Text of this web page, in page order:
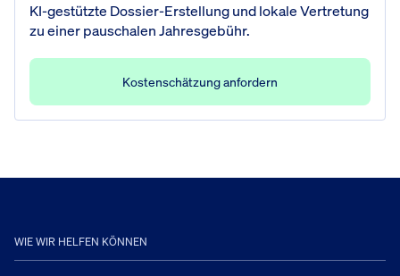
KI-gestützte Dossier-Erstellung und lokale Vertretung
zu einer pauschalen Jahresgebühr.
Kostenschätzung anfordern
WIE WIR HELFEN KÖNNEN